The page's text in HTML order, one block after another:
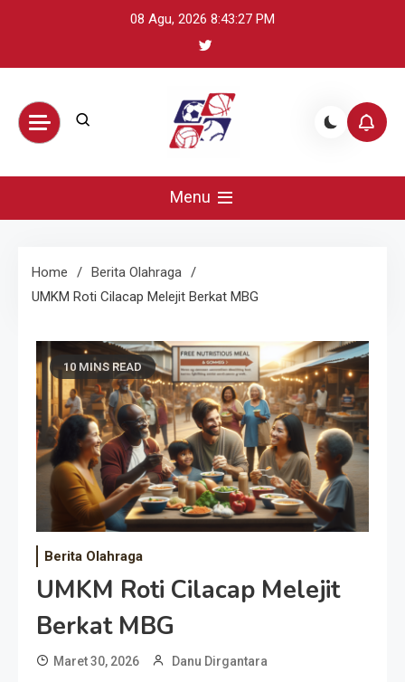
08 Agu, 2026 8:43:28 PM
BikeUniverse –
Sorotan
Olahraga
Harian,
Statistik &
Event Besar
perkembangan olahraga global: update
skor, berita atlet, preview pertandingan,
Menu
Home
Berita Olahraga
UMKM Roti Cilacap Melejit Berkat MBG
10 MINS READ
Berita Olahraga
UMKM Roti Cilacap Melejit
Berkat MBG
Maret 30, 2026 Danu Dirgantara